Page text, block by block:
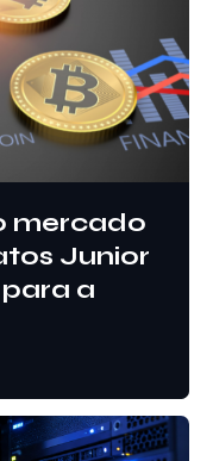
mercado
Junior
a